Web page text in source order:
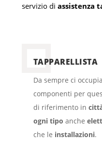
servizio di assistenza
TAPPARELLISTA
Da sempre ci
componenti per
di riferimento in
ogni tipo anche
che le installazioni.